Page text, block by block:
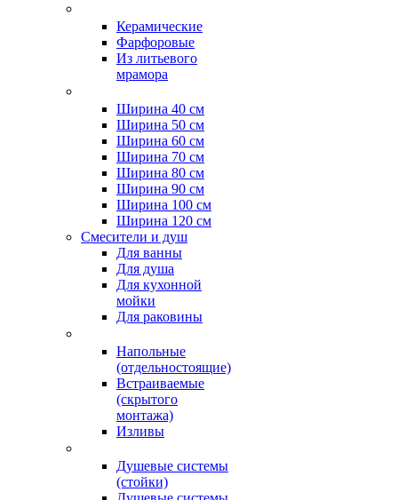
Керамические
Фарфоровые
Из литьевого
мрамора
Ширина 40 см
Ширина 50 см
Ширина 60 см
Ширина 70 см
Ширина 80 см
Ширина 90 см
Ширина 100 см
Ширина 120 см
Смесители и душ
Для ванны
Для душа
Для кухонной
мойки
Для раковины
Напольные
(отдельностоящие)
Встраиваемые
(скрытого
монтажа)
Изливы
Душевые системы
(стойки)